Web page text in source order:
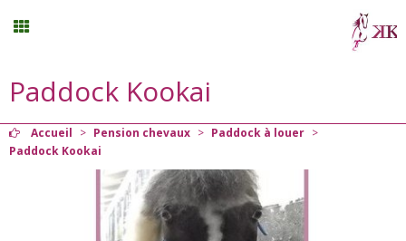
Randonnée
Planning
Paddock Kookai
Accueil > Pension chevaux > Paddock à louer >
Paddock Kookai